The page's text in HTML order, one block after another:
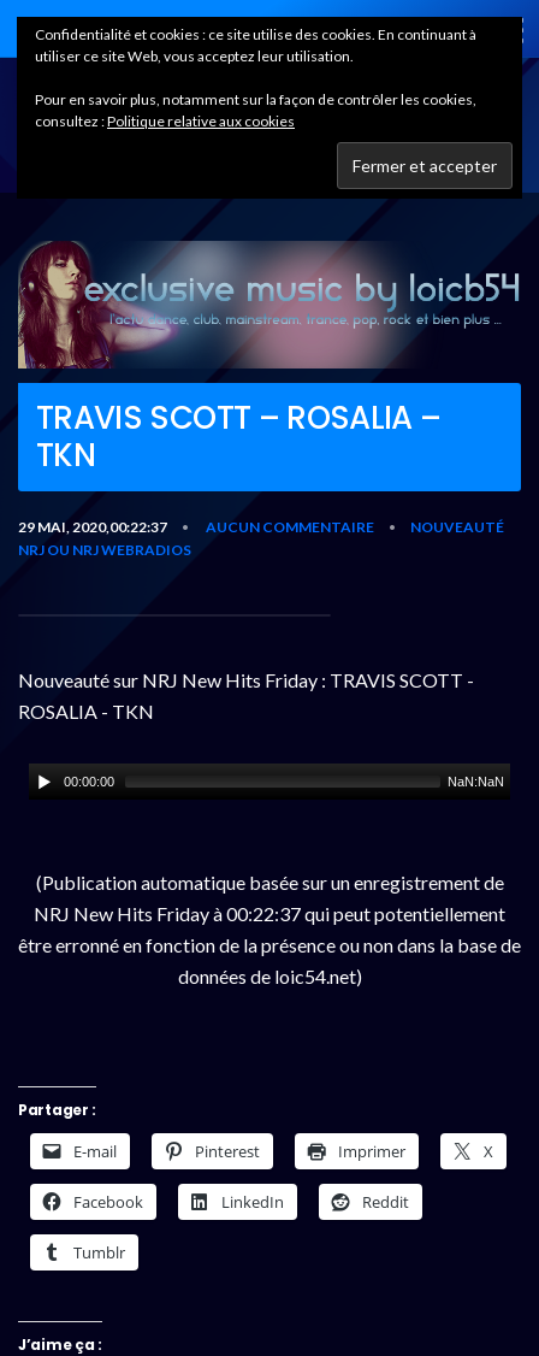
Home
TRAVIS SCOTT – ROSALIA –
TKN
29 MAI, 2020,00:22:37 • AUCUN COMMENTAIRE •
NOUVEAUTÉ
NRJ OU NRJ WEBRADIOS
Nouveauté sur NRJ New Hits Friday : TRAVIS SCOTT -
ROSALIA - TKN
00:00:00 NaN:NaN
(Publication automatique basée sur un enregistrement de
NRJ New Hits Friday à 00:22:37 qui peut potentiellement
être erronné en fonction de la présence ou non dans la base de
données de loic54.net)
Partager :
E-mail Pinterest Imprimer X
Facebook LinkedIn Reddit
Tumblr
J’aime ça :
Confidentialité et cookies : ce site utilise des cookies. En continuant à
utiliser ce site Web, vous acceptez leur utilisation.
Pour en savoir plus, notamment sur la façon de contrôler les cookies,
consultez :Politique relative aux cookies